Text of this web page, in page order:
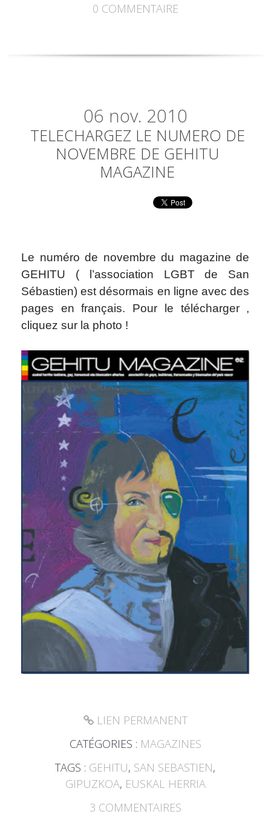
0 COMMENTAIRE
06 nov. 2010
TELECHARGEZ LE NUMERO DE
NOVEMBRE DE GEHITU
MAGAZINE
Le numéro de novembre du magazine de
GEHITU ( l’association LGBT de San
Sébastien) est désormais en ligne avec des
pages en français. Pour le télécharger ,
cliquez sur la photo !
LIEN PERMANENT
CATÉGORIES : MAGAZINES
TAGS : GEHITU, SAN SEBASTIEN,
GIPUZKOA, EUSKAL HERRIA
3 COMMENTAIRES